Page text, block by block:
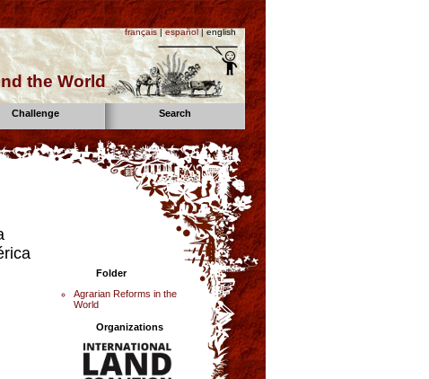
français|español| english
the World
Challenge Search
Folder
Agrarian Reforms in the
World
Organizations